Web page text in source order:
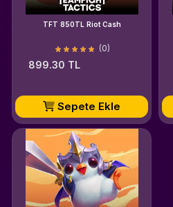
TFT 850TL Riot Cash
(0)
899.30 TL
Sepete Ekle